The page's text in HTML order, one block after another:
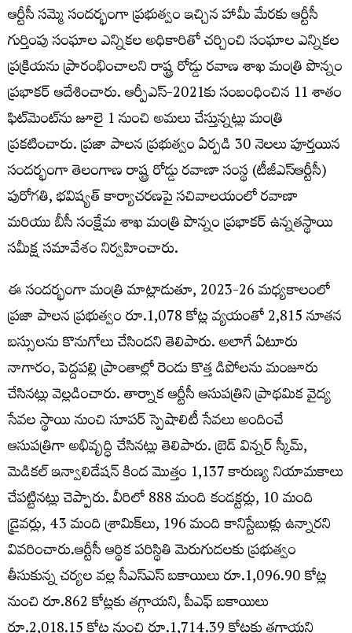
ఆర్టీసీ సమ్మె సందర్భంగా ప్రభుత్వం ఇచ్చిన హామీ మేరకు ఆర్టీసీ
గుర్తింపు సంఘాల ఎన్నికల అధికారితో చర్చించి సంఘాల ఎన్నికల
ప్రక్రియను ప్రారంభించాలని రాష్ట్ర రోడ్డు రవాణ శాఖ మంత్రి పొన్నం
ప్రభాకర్ ఆదేశించారు. ఆర్పీఎస్-2021కు సంబంధించిన 11 శాతం
ఫిట్‌మెంట్‌ను జూలై 1 నుంచి అమలు చేస్తున్నట్లు మంత్రి
ప్రకటించారు. ప్రజా పాలన ప్రభుత్వం ఏర్పడి 30 నెలలు పూర్తయిన
సందర్భంగా తెలంగాణ రాష్ట్ర రోడ్డు రవాణా సంస్థ (టీజీఎస్ఆర్టీసీ)
పురోగతి, భవిష్యత్ కార్యాచరణపై సచివాలయంలో రవాణా
మరియు బీసీ సంక్షేమ శాఖ మంత్రి పొన్నం ప్రభాకర్ ఉన్నతస్థాయి
సమీక్ష సమావేశం నిర్వహించారు.
ఈ సందర్భంగా మంత్రి మాట్లాడుతూ, 2023-26 మధ్యకాలంలో
ప్రజా పాలన ప్రభుత్వం రూ.1,078 కోట్ల వ్యయంతో 2,815 నూతన
బస్సులను కొనుగోలు చేసిందని తెలిపారు. అలాగే ఏటూరు
నాగారం, పెద్దపల్లి ప్రాంతాల్లో రెండు కొత్త డిపోలను మంజూరు
చేసినట్లు వెల్లడించారు. తార్నాక ఆర్టీసీ ఆసుపత్రిని ప్రాథమిక వైద్య
సేవల స్థాయి నుంచి సూపర్ స్పెషాలిటీ సేవలు అందించే
ఆసుపత్రిగా అభివృద్ధి చేసినట్లు తెలిపారు. బ్రెడ్ విన్నర్ స్కీమ్,
మెడికల్ ఇన్వాలిడేషన్ కింద మొత్తం 1,137 కారుణ్య నియామకాలు
చేపట్టినట్లు చెప్పారు. వీరిలో 888 మంది కండక్టర్లు, 10 మంది
డ్రైవర్లు, 43 మంది శ్రామిక్‌లు, 196 మంది కానిస్టేబుళ్లు ఉన్నారని
వివరించారు.ఆర్టీసీ ఆర్థిక పరిస్థితి మెరుగుదలకు ప్రభుత్వం
తీసుకున్న చర్యల వల్ల సీఎస్ఎస్ బకాయిలు రూ.1,096.90 కోట్ల
నుంచి రూ.862 కోట్లకు తగ్గాయని, పీఎఫ్ బకాయిలు